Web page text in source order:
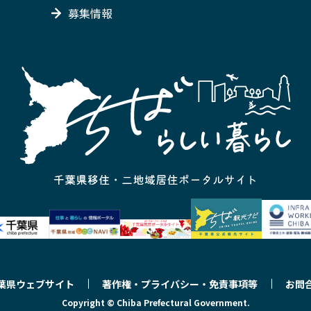
募集情報
県ウェブサイト 著作権・プライバシー・免責事項等 お問
Copyright © Chiba Prefectural Government.